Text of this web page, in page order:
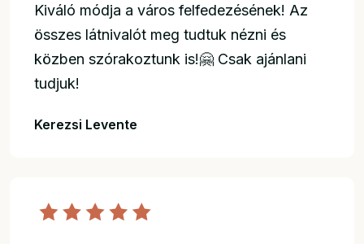
Kiváló módja a város felfedezésének! Az
összes látnivalót meg tudtuk nézni és
közben szórakoztunk is!🤗 Csak ajánlani
tudjuk!
Kerezsi Levente